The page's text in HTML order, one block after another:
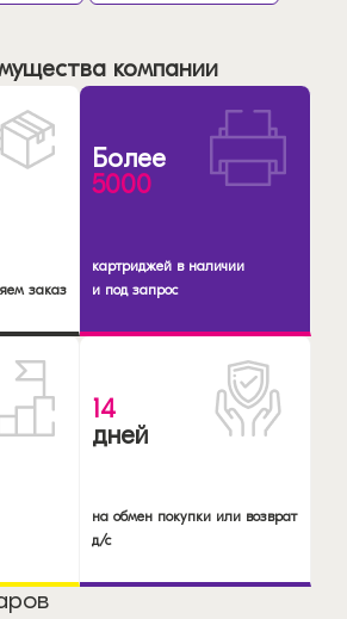
компании
заказ
Более
5000
картриджей в наличии
и под запрос
14
дней
на обмен покупки или возврат
д/с